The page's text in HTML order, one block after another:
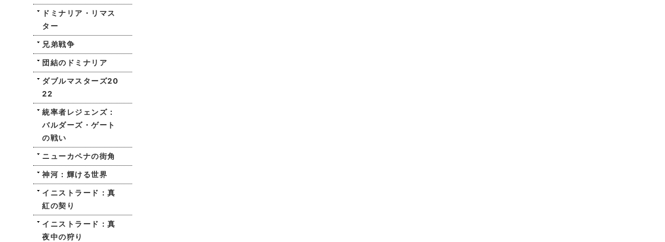
ドミナリア・リマス
ター
兄弟戦争
団結のドミナリア
ダブルマスターズ20
22
統率者レジェンズ：
バルダーズ・ゲート
の戦い
ニューカペナの街角
神河：輝ける世界
イニストラード：真
紅の契り
イニストラード：真
夜中の狩り